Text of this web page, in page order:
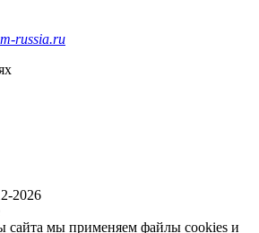
russia.ru
2026
сайта мы применяем файлы cookies и